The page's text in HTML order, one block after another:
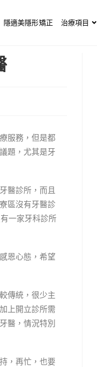
隱適美隱形矯正 治療項目
服務，但是都
題，尤其是牙
醫診所，而且
區沒有牙醫診
一家牙科診所
恩心態，希望
傳統，很少主
上開立診所需
醫，情況特別
，再忙，也要